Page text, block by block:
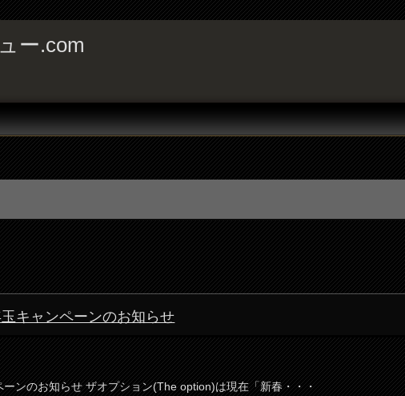
ー.com
キャンペーンのお知らせ
ンのお知らせ ザオプション(The option)は現在「新春・・・